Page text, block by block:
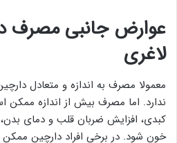
عوارض جانبی مصرف
لاغری
معمولا مصرف به اندازه و متعادل
ندارد. اما مصرف بیش از اندازه ممکن
کبدی، افزایش ضربان قلب و دمای
خون شود. در برخی افراد دارچین